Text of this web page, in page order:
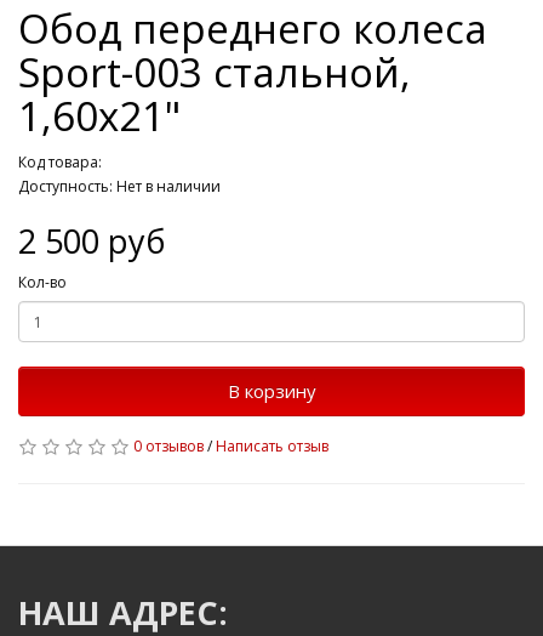
Обод переднего колеса
Sport-003 стальной,
1,60х21"
Код товара:
Доступность: Нет в наличии
2 500 руб
Кол-во
В корзину
0 отзывов/Написать отзыв
НАШ АДРЕС: